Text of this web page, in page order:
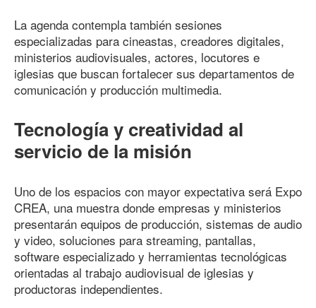
La agenda contempla también sesiones
especializadas para cineastas, creadores digitales,
ministerios audiovisuales, actores, locutores e
iglesias que buscan fortalecer sus departamentos de
comunicación y producción multimedia.
Tecnología y creatividad al
servicio de la misión
Uno de los espacios con mayor expectativa será Expo
CREA, una muestra donde empresas y ministerios
presentarán equipos de producción, sistemas de audio
y video, soluciones para streaming, pantallas,
software especializado y herramientas tecnológicas
orientadas al trabajo audiovisual de iglesias y
productoras independientes.